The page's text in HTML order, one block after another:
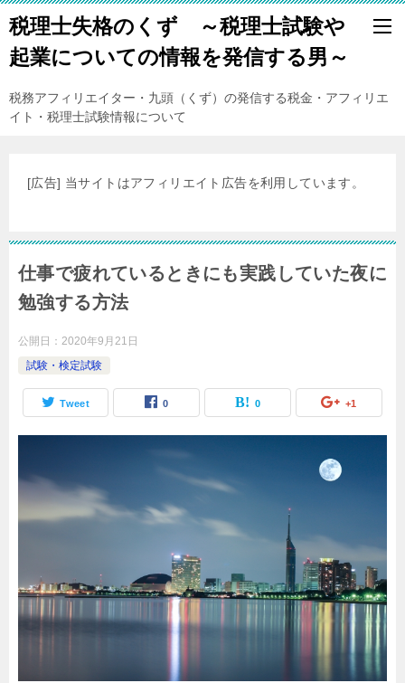
税理士失格のくず ～税理士試験や
起業についての情報を発信する男～
税務アフィリエイター・九頭（くず）の発信する税金・アフィリエ
イト・税理士試験情報について
[広告] 当サイトはアフィリエイト広告を利用しています。
仕事で疲れているときにも実践していた夜に
勉強する方法
公開日： 2020年9月21日
試験・検定試験
Tweet 0 0 +1